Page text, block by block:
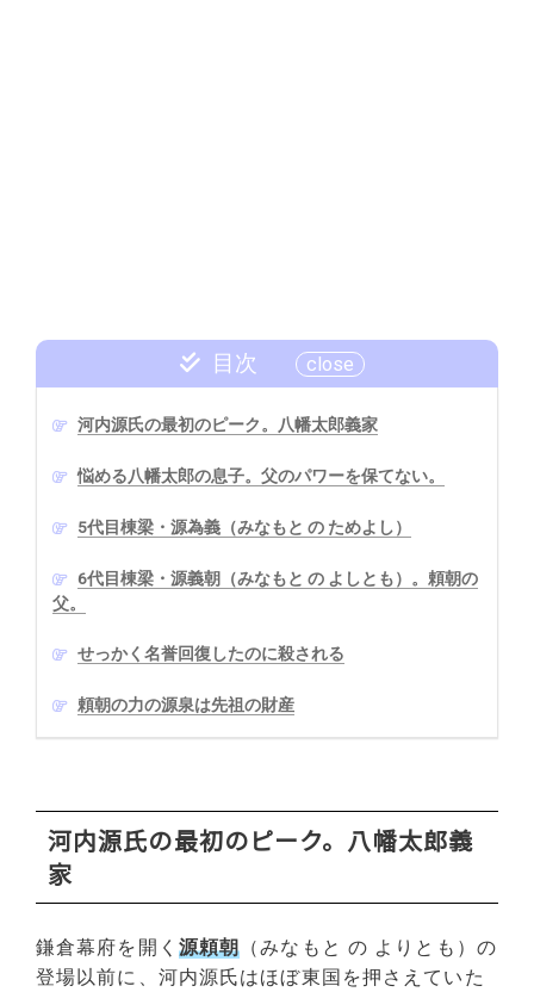
目次
河内源氏の最初のピーク。八幡太郎義家
悩める八幡太郎の息子。父のパワーを保てない。
5代目棟梁・源為義（みなもと の ためよし）
6代目棟梁・源義朝（みなもと の よしとも）。頼朝の
父。
せっかく名誉回復したのに殺される
頼朝の力の源泉は先祖の財産
河内源氏の最初のピーク。八幡太郎義
家
鎌倉幕府を開く 源頼朝 （みなもと の よりとも）の
登場以前に、河内源氏はほぼ東国を押さえていた